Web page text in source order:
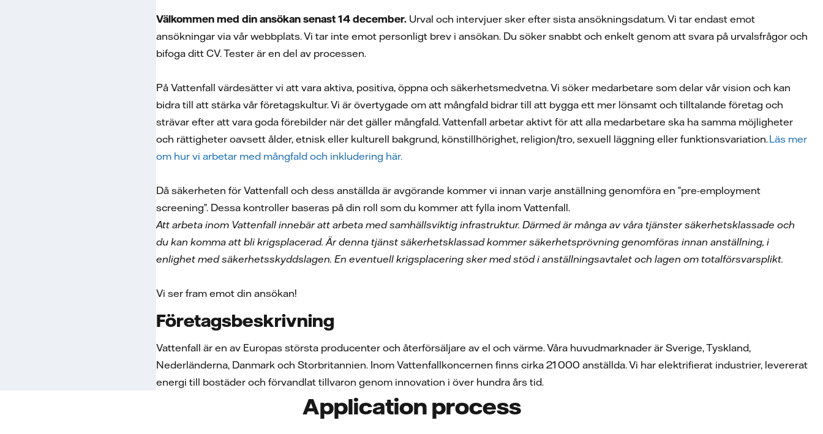
Välkommen med din ansökan senast 14 december. Urval och intervjuer sker efter sista ansökningsdatum. Vi tar endast emot
ansökningar via vår webbplats. Vi tar inte emot personligt brev i ansökan. Du söker snabbt och enkelt genom att svara på urvalsfrågor och
bifoga ditt CV. Tester är en del av processen.
På Vattenfall värdesätter vi att vara aktiva, positiva, öppna och säkerhetsmedvetna. Vi söker medarbetare som delar vår vision och kan
bidra till att stärka vår företagskultur. Vi är övertygade om att mångfald bidrar till att bygga ett mer lönsamt och tilltalande företag och
strävar efter att vara goda förebilder när det gäller mångfald. Vattenfall arbetar aktivt för att alla medarbetare ska ha samma möjligheter
och rättigheter oavsett ålder, etnisk eller kulturell bakgrund, könstillhörighet, religion/tro, sexuell läggning eller funktionsvariation.Läs mer
om hur vi arbetar med mångfald och inkludering här.
Då säkerheten för Vattenfall och dess anställda är avgörande kommer vi innan varje anställning genomföra en ”pre-employment
screening”. Dessa kontroller baseras på din roll som du kommer att fylla inom Vattenfall.
Att arbeta inom Vattenfall innebär att arbeta med samhällsviktig infrastruktur. Därmed är många av våra tjänster säkerhetsklassade och
du kan komma att bli krigsplacerad. Är denna tjänst säkerhetsklassad kommer säkerhetsprövning genomföras innan anställning, i
enlighet med säkerhetsskyddslagen. En eventuell krigsplacering sker med stöd i anställningsavtalet och lagen om totalförsvarsplikt.
Vi ser fram emot din ansökan!
Företagsbeskrivning
Vattenfall är en av Europas största producenter och återförsäljare av el och värme. Våra huvudmarknader är Sverige, Tyskland,
Nederländerna, Danmark och Storbritannien. Inom Vattenfallkoncernen finns cirka 21 000 anställda. Vi har elektrifierat industrier, levererat
energi till bostäder och förvandlat tillvaron genom innovation i över hundra års tid.
Application process